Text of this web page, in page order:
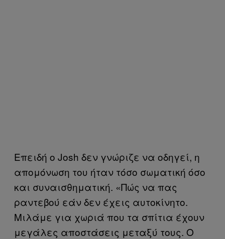
Επειδή ο Josh δεν γνώριζε να οδηγεί, η
απομόνωση του ήταν τόσο σωματική όσο
και συναισθηματική. «Πώς να πας
ραντεβού εάν δεν έχεις αυτοκίνητο.
Μιλάμε για χωριά που τα σπίτια έχουν
μεγάλες αποστάσεις μεταξύ τους. Ο